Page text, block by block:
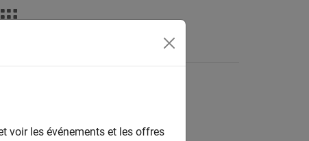
voir les événements et les offres